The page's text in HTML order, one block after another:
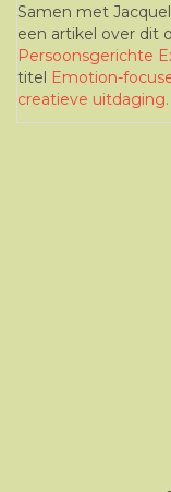
Samen met
een artikel over dit
Persoonsgerichte
titel Emotion-
creatieve uitdaging.